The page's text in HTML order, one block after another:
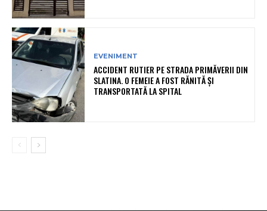
EVENIMENT
ACCIDENT RUTIER PE STRADA PRIMĂVERII DIN
SLATINA. O FEMEIE A FOST RĂNITĂ ȘI
TRANSPORTATĂ LA SPITAL